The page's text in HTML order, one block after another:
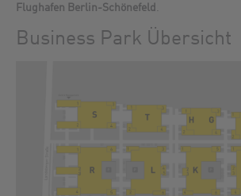
Flughafen Berlin-Schönefeld .
Business Park Übersicht